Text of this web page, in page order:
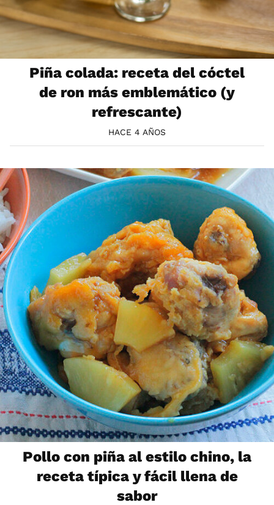
Piña colada: receta del cóctel
de ron más emblemático (y
refrescante)
HACE 4 AÑOS
Pollo con piña al estilo chino, la
receta típica y fácil llena de
sabor